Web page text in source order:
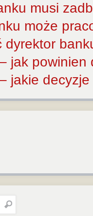
musi
może
dyrektor
jak
jakie